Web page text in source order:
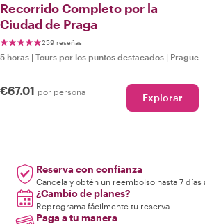
Recorrido Completo por la
Ciudad de Praga
259 reseñas
5 horas | Tours por los puntos destacados | Prague
€67.01 por persona Explorar
Reserva con confianza
Cancela y obtén un reembolso hasta 7 días
¿Cambio de planes?
Reprograma fácilmente tu reserva
Paga a tu manera